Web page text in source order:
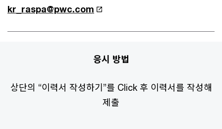
kr_raspa@pwc.com
응시 방법
상단의 “이력서 작성하기”를 Click 후 이력서를 작성해
제출